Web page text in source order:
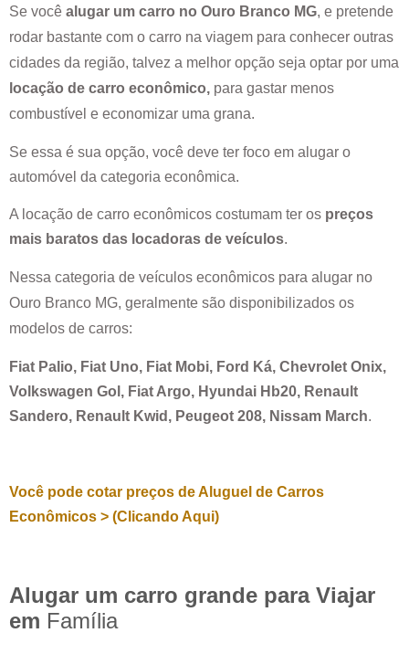
Se você alugar um carro no Ouro Branco MG, e pretende
rodar bastante com o carro na viagem para conhecer outras
cidades da região, talvez a melhor opção seja optar por uma
locação de carro econômico, para gastar menos
combustível e economizar uma grana.
Se essa é sua opção, você deve ter foco em alugar o
automóvel da categoria econômica.
A locação de carro econômicos costumam ter os preços
mais baratos das locadoras de veículos.
Nessa categoria de veículos econômicos para alugar no
Ouro Branco MG, geralmente são disponibilizados os
modelos de carros:
Fiat Palio, Fiat Uno, Fiat Mobi, Ford Ká, Chevrolet Onix,
Volkswagen Gol, Fiat Argo, Hyundai Hb20, Renault
Sandero, Renault Kwid, Peugeot 208, Nissam March.
Você pode cotar preços de Aluguel de Carros
Econômicos > (Clicando Aqui)
Alugar um carro grande para Viajar
em Família